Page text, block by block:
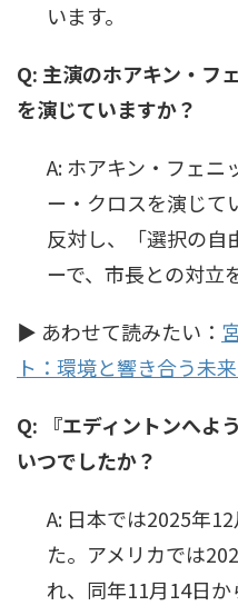
います。
Q: 主演のホアキン・フ
を演じていますか？
A: ホアキン・フェニ
ー・クロスを演じて
反対し、「選択の自
ーで、市長との対立
▶ あわせて読みたい：
ト：環境と響き合う未
Q: 『エディントンへよ
いつでしたか？
A: 日本では2025年
た。アメリカでは
れ、同年11月14日